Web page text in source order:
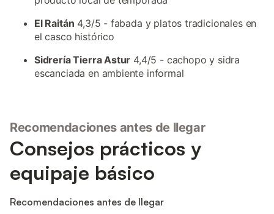
El Raitán 4,3/5 - fabada y platos tradicionales en
el casco histórico
Sidrería Tierra Astur 4,4/5 - cachopo y sidra
escanciada en ambiente informal
Recomendaciones antes de llegar
Consejos prácticos y
equipaje básico
Recomendaciones antes de llegar